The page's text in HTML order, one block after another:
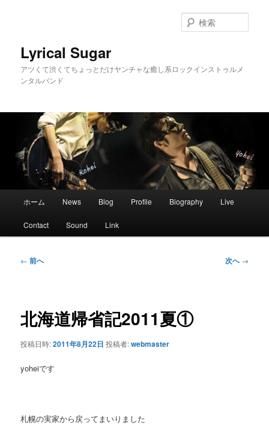
Lyrical Sugar
アツくて渋くてちょっとだけヤンチャな癒し系ロックインストゥルメ
ンタルバンド
索
メ
ホーム News Blog Profile Biography Live
Contact Sound Link
投
ゲ
ー
ョ
← 前へ 次へ→
北海道帰省記2011夏①
投稿日時:2011年8月22日 投稿者:webmaster
yoheiです
札幌の実家から戻ってまいりました